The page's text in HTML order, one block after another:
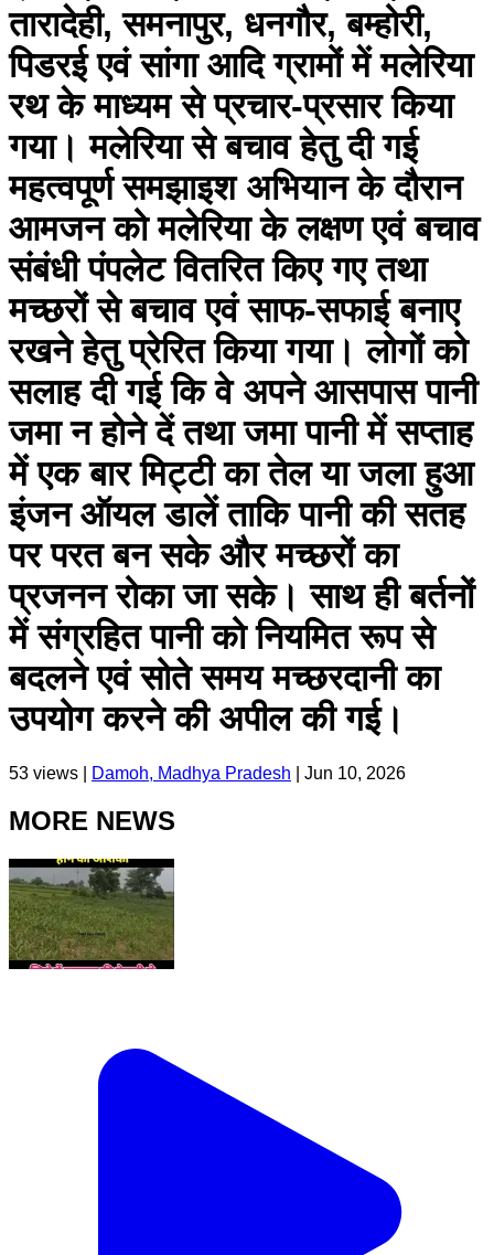
तारादेही, समनापुर, धनगौर, बम्होरी,
पिडरई एवं सांगा आदि ग्रामों में मलेरिया
रथ के माध्यम से प्रचार-प्रसार किया
गया। मलेरिया से बचाव हेतु दी गई
महत्वपूर्ण समझाइश अभियान के दौरान
आमजन को मलेरिया के लक्षण एवं बचाव
संबंधी पंपलेट वितरित किए गए तथा
मच्छरों से बचाव एवं साफ-सफाई बनाए
रखने हेतु प्रेरित किया गया। लोगों को
सलाह दी गई कि वे अपने आसपास पानी
जमा न होने दें तथा जमा पानी में सप्ताह
में एक बार मिट्टी का तेल या जला हुआ
इंजन ऑयल डालें ताकि पानी की सतह
पर परत बन सके और मच्छरों का
प्रजनन रोका जा सके। साथ ही बर्तनों
में संग्रहित पानी को नियमित रूप से
बदलने एवं सोते समय मच्छरदानी का
उपयोग करने की अपील की गई।
53 views | Damoh, Madhya Pradesh Jun 10, 2026
MORE NEWS